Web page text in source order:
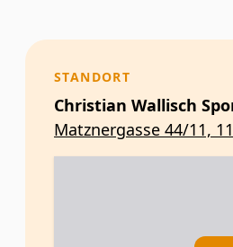
STANDORT
Christian Wallisch
Matznergasse 44/11,